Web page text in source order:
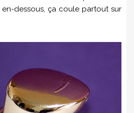
dessous, ça coule partout sur